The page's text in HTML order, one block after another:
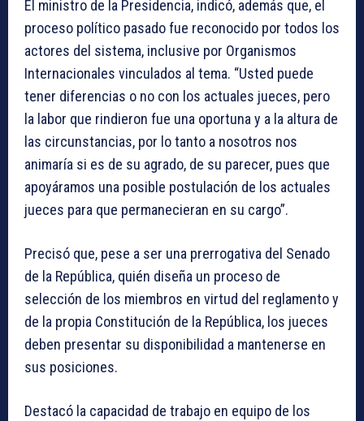
El ministro de la Presidencia, indicó, además que, el
proceso político pasado fue reconocido por todos los
actores del sistema, inclusive por Organismos
Internacionales vinculados al tema. “Usted puede
tener diferencias o no con los actuales jueces, pero
la labor que rindieron fue una oportuna y a la altura de
las circunstancias, por lo tanto a nosotros nos
animaría si es de su agrado, de su parecer, pues que
apoyáramos una posible postulación de los actuales
jueces para que permanecieran en su cargo”.
Precisó que, pese a ser una prerrogativa del Senado
de la República, quién diseña un proceso de
selección de los miembros en virtud del reglamento y
de la propia Constitución de la República, los jueces
deben presentar su disponibilidad a mantenerse en
sus posiciones.
Destacó la capacidad de trabajo en equipo de los